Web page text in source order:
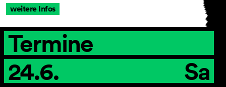
Impressum
Datenschutz
Barrierefreiheitserklärung
weitere Infos
Termine
24.6.
Sa